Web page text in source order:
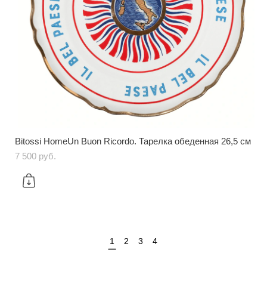
Bitossi HomeUn Buon Ricordo. Тарелка обеденная 26,5 см
7 500 pуб.
1 2 3 4